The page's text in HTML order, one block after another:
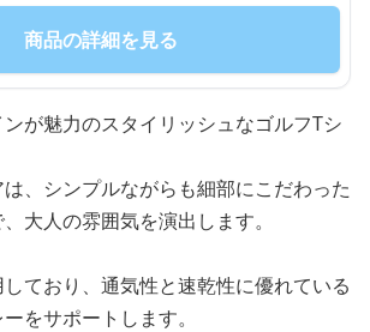
商品の詳細を見る
が魅力のスタイリッシュなゴルフTシ
、シンプルながらも細部にこだわった
大人の雰囲気を演出します。
ており、通気性と速乾性に優れている
をサポートします。